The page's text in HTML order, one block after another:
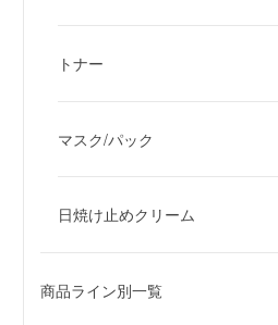
トナー
マスク/パック
日焼け止めクリーム
商品ライン別一覧